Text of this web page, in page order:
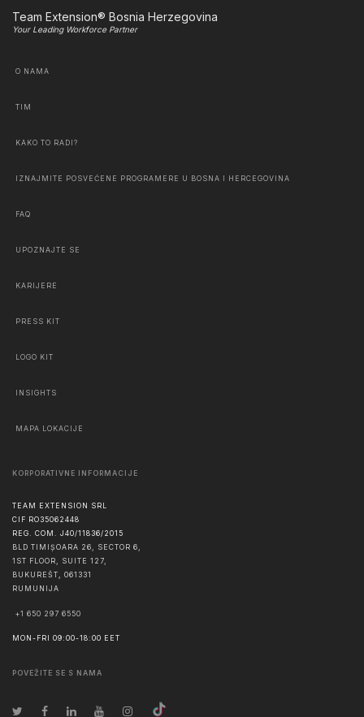
Team Extension® Bosnia Herzegovina
Your Leading Workforce Partner
O NAMA
TIM
KAKO TO RADI?
IZNAJMITE POSVEĆENE PROGRAMERE U BOSNA I HERCEGOVINA
FAQ
UPOZNAJTE SE
KARIJERE
PRESS KIT
LOGO KIT
INSIGHTS
MAPA LOKACIJE
KORPORATIVNE INFORMACIJE
TEAM EXTENSION SRL
CIF RO35062448
REG. COM. J40/11836/2015
BLD TIMIȘOARA 26, SECTOR 6,
1ST FLOOR, SUITE 127,
BUKUREŠT
061331
RUMUNIJA
+1 650 297 6550
MON-FRI 09:00-18:00 EET
POVEŽITE SE S NAMA